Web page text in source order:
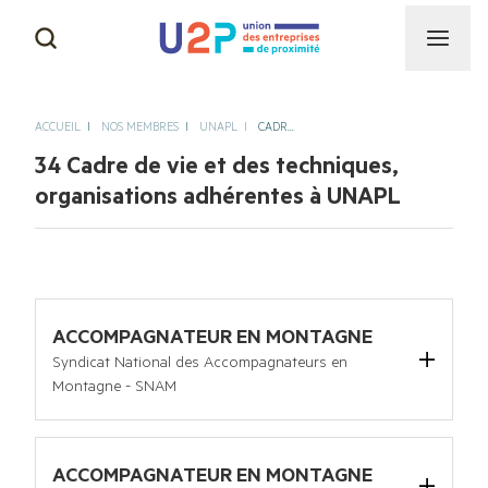
NOTRE HISTOIRE & NOS
SUCCÈS
NOTRE ÉQUIPE
UNAPL
CNATP
AUTRES ACTIVITÉS DE
ACCUEIL NOS MEMBRES UNAPL CADR...
34 Cadre de vie et des techniques,
organisations adhérentes à UNAPL
ACCOMPAGNATEUR EN MONTAGNE
Syndicat National des Accompagnateurs en
Montagne - SNAM
256 rue de la république
73000 Chambéry
ACCOMPAGNATEUR EN MONTAGNE